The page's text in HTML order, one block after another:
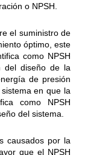
o NPSH.
el suministro de
óptimo, este
como NPSH
del diseño de la
de presión
en que la
como NPSH
del sistema.
causados por la
que el NPSH